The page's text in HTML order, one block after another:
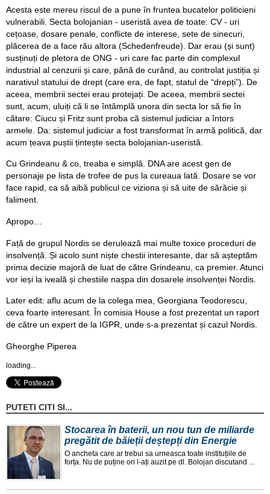
Acesta este mereu riscul de a pune în fruntea bucatelor politicieni
vulnerabili. Secta bolojanian - useristă avea de toate: CV - uri
cețoase, dosare penale, conflicte de interese, sete de sinecuri,
plăcerea de a face rău altora (Schedenfreude). Dar erau (și sunt)
susținuți de pletora de ONG - uri care fac parte din complexul
industrial al cenzurii și care, până de curând, au controlat justiția și
narativul statului de drept (care era, de fapt, statul de “drepți”). De
aceea, membrii sectei erau protejați. De aceea, membrii sectei
sunt, acum, uluiți că li se întâmplă unora din secta lor să fie în
cătare: Ciucu și Fritz sunt proba că sistemul judiciar a întors
armele. Da: sistemul judiciar a fost transformat în armă politică, dar
acum țeava puștii țintește secta bolojanian-useristă.
Cu Grindeanu & co, treaba e simplă. DNA are acest gen de
personaje pe lista de trofee de pus la cureaua lată. Dosare se vor
face rapid, ca să aibă publicul ce viziona și să uite de sărăcie și
faliment.
Apropo…
Față de grupul Nordis se derulează mai multe toxice proceduri de
insolvență. Și acolo sunt niște chestii interesante, dar să așteptăm
prima decizie majoră de luat de către Grindeanu, ca premier. Atunci
vor ieși la iveală și chestiile nașpa din dosarele insolvenței Nordis.
Later edit: aflu acum de la colega mea, Georgiana Teodorescu,
ceva foarte interesant. În comisia House a fost prezentat un raport
de către un expert de la IGPR, unde s-a prezentat și cazul Nordis.
Gheorghe Piperea
loading...
PUTETI CITI SI...
Stocarea în baterii, un nou tun de miliarde
pregătit de băieții deștepți din Energie
O ancheta care ar trebui sa urneasca toate instituțiile de
forța. Nu de puține ori l-ați auzit pe dl. Bolojan discutand ...